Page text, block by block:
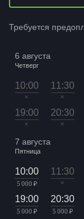
Требуется
6 августа
Четверг
10:00
×
11:30
×
19:00
×
20:30
×
7 августа
Пятница
10:00
5 000 ₽
11:30
×
19:00
5 000 ₽
20:30
5 000 ₽